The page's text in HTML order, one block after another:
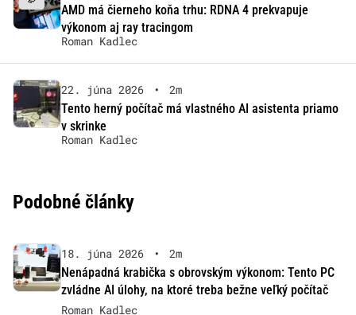
AMD má čierneho koňa trhu: RDNA 4 prekvapuje
výkonom aj ray tracingom
Roman Kadlec
22. júna 2026 •
2m
Tento herný počítač má vlastného AI asistenta priamo
v skrinke
Roman Kadlec
Podobné články
18. júna 2026 •
2m
Nenápadná krabička s obrovským výkonom: Tento PC
zvládne AI úlohy, na ktoré treba bežne veľký počítač
Roman Kadlec